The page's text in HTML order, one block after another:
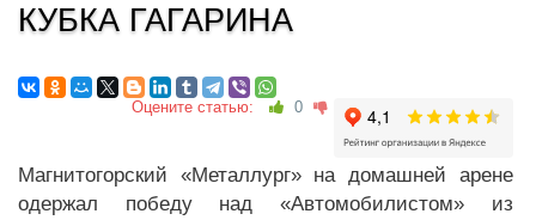
КУБКА ГАГАРИНА
Оцените статью: 0
Магнитогорский «Металлург» на домашней арене
одержал победу над «Автомобилистом» из